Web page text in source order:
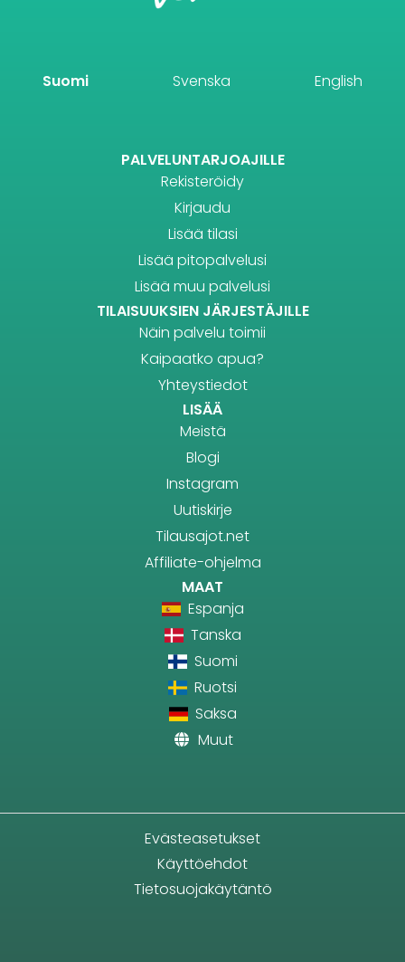
Suomi Svenska English
PALVELUNTARJOAJILLE
Rekisteröidy
Kirjaudu
Lisää tilasi
Lisää pitopalvelusi
Lisää muu palvelusi
TILAISUUKSIEN JÄRJESTÄJILLE
Näin palvelu toimii
Kaipaatko apua?
Yhteystiedot
LISÄÄ
Meistä
Blogi
Instagram
Uutiskirje
Tilausajot.net
Affiliate-ohjelma
MAAT
Espanja
Tanska
Suomi
Ruotsi
Saksa
Muut
Evästeasetukset
Käyttöehdot
Tietosuojakäytäntö